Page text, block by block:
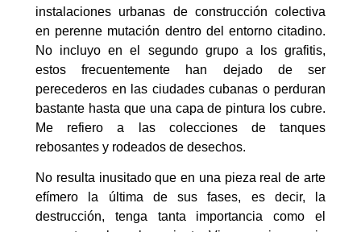
instalaciones urbanas de construcción colectiva
en perenne mutación dentro del entorno citadino.
No incluyo en el segundo grupo a los grafitis,
estos frecuentemente han dejado de ser
perecederos en las ciudades cubanas o perduran
bastante hasta que una capa de pintura los cubre.
Me refiero a las colecciones de tanques
rebosantes y rodeados de desechos.
No resulta inusitado que en una pieza real de arte
efímero la última de sus fases, es decir, la
destrucción, tenga tanta importancia como el